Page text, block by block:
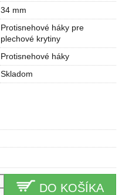
DO KOŠÍKA
34 mm
Protisnehové háky pre
plechové krytiny
Protisnehové háky
Skladom